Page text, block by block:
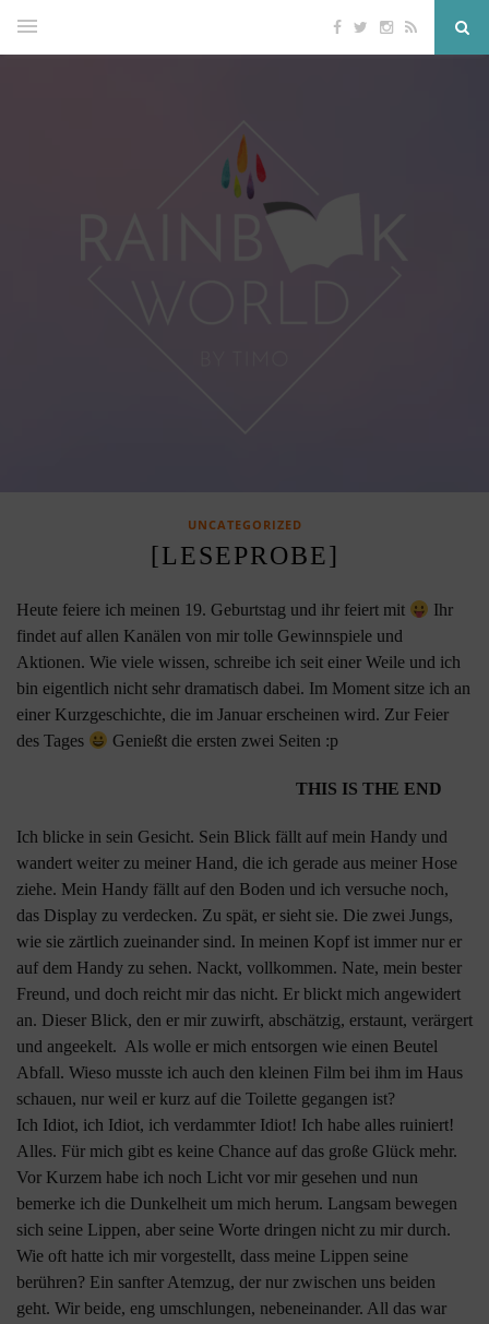
UNCATEGORIZED
[LESEPROBE]
Heute feiere ich meinen 19. Geburtstag und ihr feiert mit
Ihr
findet auf allen Kanälen von mir tolle Gewinnspiele und
Aktionen. Wie viele wissen, schreibe ich seit einer Weile und ich
bin eigentlich nicht sehr dramatisch dabei. Im Moment sitze ich an
einer Kurzgeschichte, die im Januar erscheinen wird. Zur Feier
des Tages
Genießt die ersten zwei Seiten :p
THIS IS THE END
Ich blicke in sein Gesicht. Sein Blick fällt auf mein Handy und
wandert weiter zu meiner Hand, die ich gerade aus meiner Hose
ziehe. Mein Handy fällt auf den Boden und ich versuche noch,
das Display zu verdecken. Zu spät, er sieht sie. Die zwei Jungs,
wie sie zärtlich zueinander sind. In meinen Kopf ist immer nur er
auf dem Handy zu sehen. Nackt, vollkommen. Nate, mein bester
Freund, und doch reicht mir das nicht. Er blickt mich angewidert
an. Dieser Blick, den er mir zuwirft, abschätzig, erstaunt, verärgert
und angeekelt. Als wolle er mich entsorgen wie einen Beutel
Abfall. Wieso musste ich auch den kleinen Film bei ihm im Haus
schauen, nur weil er kurz auf die Toilette gegangen ist?
Ich Idiot, ich Idiot, ich verdammter Idiot! Ich habe alles ruiniert!
Alles. Für mich gibt es keine Chance auf das große Glück mehr.
Vor Kurzem habe ich noch Licht vor mir gesehen und nun
bemerke ich die Dunkelheit um mich herum. Langsam bewegen
sich seine Lippen, aber seine Worte dringen nicht zu mir durch.
Wie oft hatte ich mir vorgestellt, dass meine Lippen seine
berühren? Ein sanfter Atemzug, der nur zwischen uns beiden
geht. Wir beide, eng umschlungen, nebeneinander. All das war